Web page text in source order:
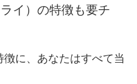
イ）の特徴も要チ
に、あなたはすべて当